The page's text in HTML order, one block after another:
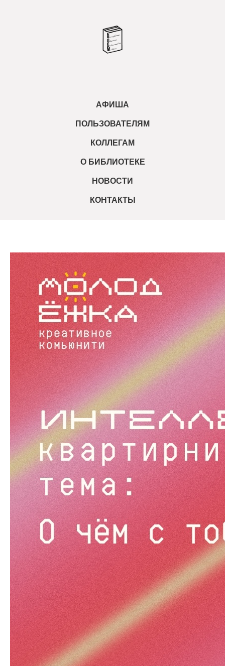
АФИША
ПОЛЬЗОВАТЕЛЯМ
КОЛЛЕГАМ
О БИБЛИОТЕКЕ
НОВОСТИ
КОНТАКТЫ